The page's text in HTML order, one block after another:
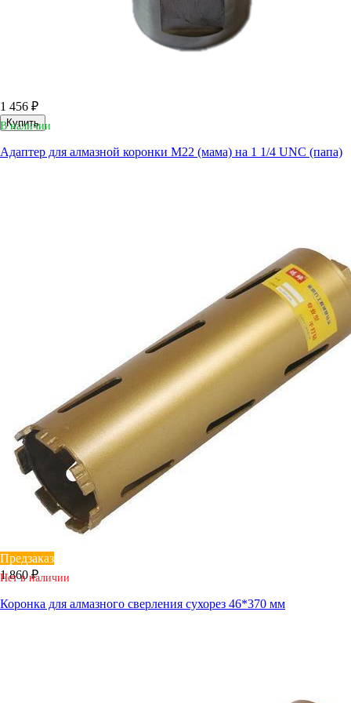
1 456 ₽
Купить
В наличии
Адаптер для алмазной коронки M22 (мама) на 1 1/4 UNC (папа)
Предзаказ
1 860 ₽
Нет в наличии
Коронка для алмазного сверления сухорез 46*370 мм